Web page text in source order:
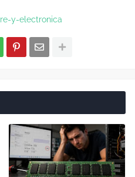
y-electronica